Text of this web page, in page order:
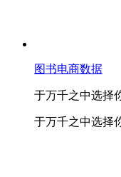
图书电商数据
于万千之中选择
于万千之中选择